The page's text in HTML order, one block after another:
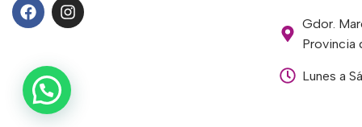
Gdor.
Provincia
Lunes a